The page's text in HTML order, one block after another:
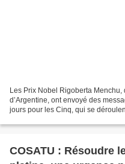
Les Prix Nobel Rigoberta Menchu,
d’Argentine, ont envoyé des
jours pour les Cinq, qui se
COSATU : Résoudre